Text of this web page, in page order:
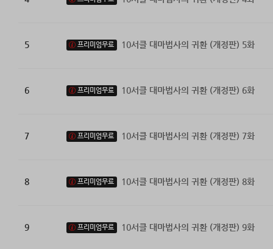
5 프리미엄무료 10서클 대마법사의 귀환 (개정판) 5화
6 프리미엄무료 10서클 대마법사의 귀환 (개정판) 6화
7 프리미엄무료 10서클 대마법사의 귀환 (개정판) 7화
8 프리미엄무료 10서클 대마법사의 귀환 (개정판) 8화
9 프리미엄무료 10서클 대마법사의 귀환 (개정판) 9화